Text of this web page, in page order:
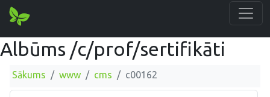
Albūms /c/prof/sertifikāti
Sākums www cms c00162